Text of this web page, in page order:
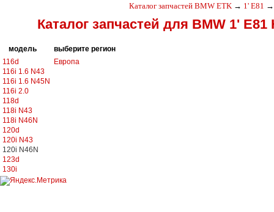
Каталог запчастей BMW ETK → 1' E81 →
Каталог запчастей для BMW 1'
модель
116d
116i 1.6 N43
116i 1.6 N45N
116i 2.0
118d
118i N43
118i N46N
120d
120i N43
120i N46N
123d
130i
выберите регион
Европа